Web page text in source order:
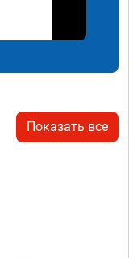
Показать все